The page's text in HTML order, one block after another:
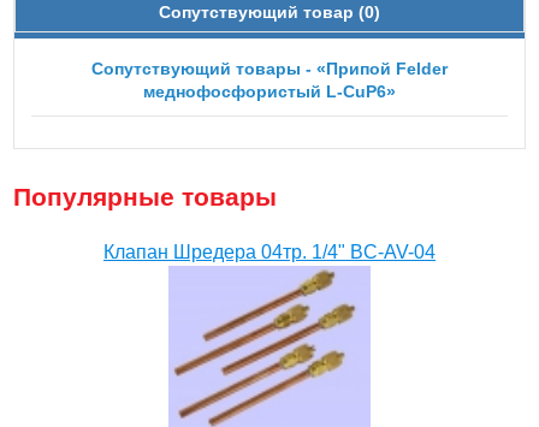
Сопутствующий товар (0)
Сопутствующий товары - «Припой Felder
меднофосфористый L-CuP6»
Популярные товары
Клапан Шредера 04тр. 1/4" BC-AV-04